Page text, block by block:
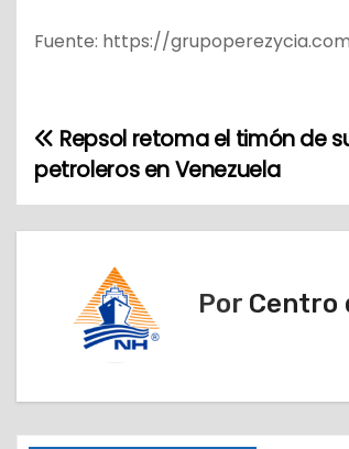
Fuente: https://
N
a
v
c
Repsol retoma el timón de
petroleros en Venezuela
Por Centro